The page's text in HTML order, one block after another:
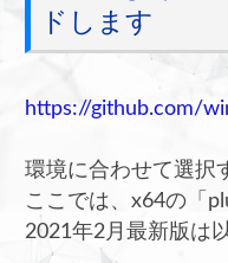
ドします
https://github.com/
環境に合わせて選択
ここでは、x64の「
2021年2月最新版は